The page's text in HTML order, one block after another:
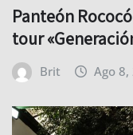
Panteón
tour
Brit Ago 8,